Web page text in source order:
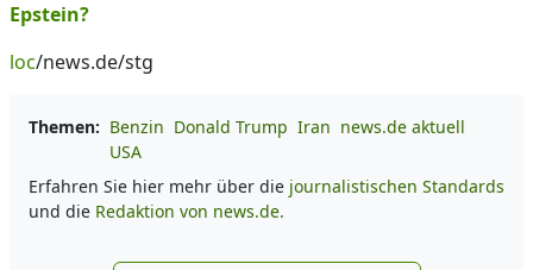
Epstein?
loc/news.de/stg
Themen: Benzin Donald Trump Iran news.de aktuell
USA
Erfahren Sie hier mehr über die journalistischen Standards
und die Redaktion von news.de.